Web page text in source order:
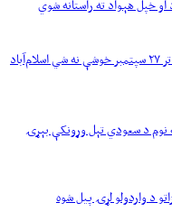
د خیبر پښتونخوا وزیر اعلی: که عمران خان تر ۲۷ سپتمبر خوشې نه شي اسلام‌آباد
د سعودي تېل وړونکې بېړۍ
د واردولو لړۍ پیل شوه